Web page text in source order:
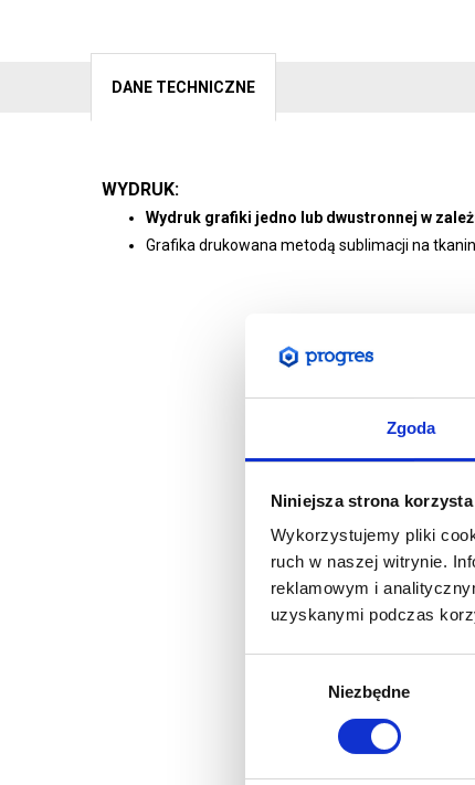
Zgoda
Niniejsza strona
Wykorzystujemy pliki
ruch w naszej witrynie.
reklamowym i
uzyskanymi podczas
Niezbędne
DANE TECHNICZNE
WYDRUK:
Wydruk grafiki jedno lub dwustronnej w
Grafika drukowana metodą sublimacji na